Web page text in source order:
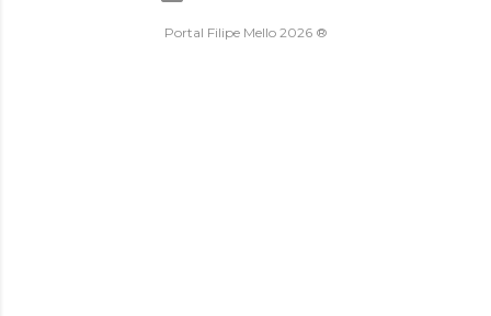
Portal Filipe Mello 2026 ®